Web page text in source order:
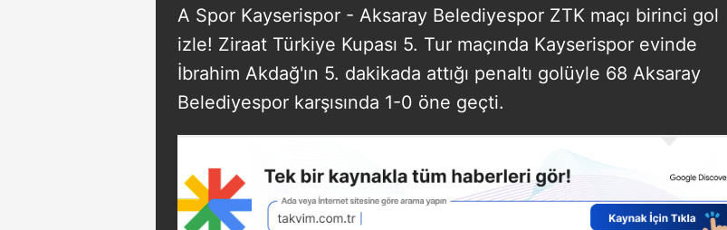
A Spor Kayserispor - Aksaray Belediyespor ZTK maçı birinci gol
izle! Ziraat Türkiye Kupası 5. Tur maçında Kayserispor evinde
İbrahim Akdağ'ın 5. dakikada attığı penaltı golüyle 68 Aksaray
Belediyespor karşısında 1-0 öne geçti.